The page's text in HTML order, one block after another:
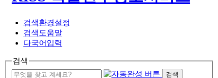
검색환경설정
검색도움말
다국어입력
검색
검색